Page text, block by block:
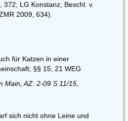
372; LG Konstanz, Beschl. v.
2009, 634).
für Katzen in einer
§§ 15, 21 WEG
Main, AZ: 2-09 S 11/15,
sich nicht ohne Leine und